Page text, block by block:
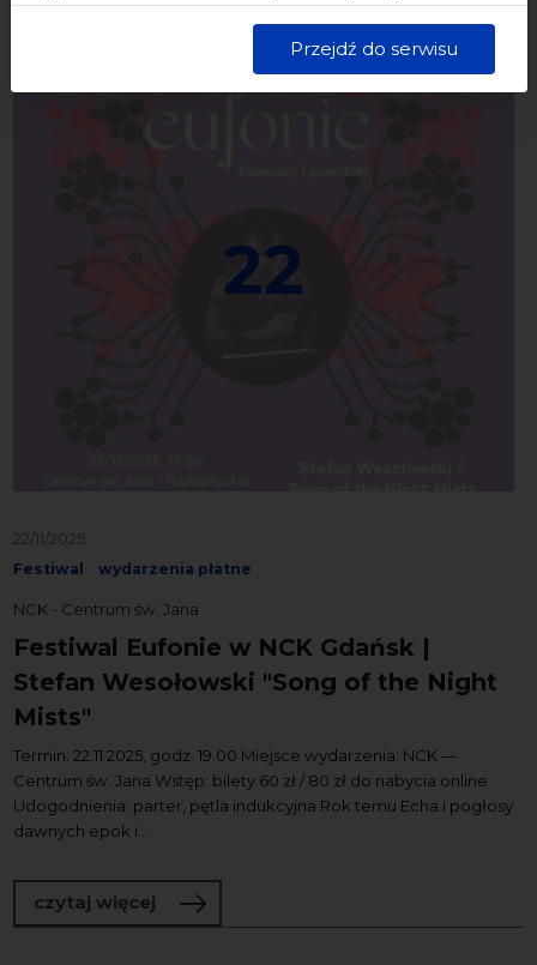
dane są przetwarzane w sposób bezpieczny, z należytą
starannością i zgodnie z obowiązującymi przepisami.
Przejdź do serwisu
22
22/11/2025
Festiwal wydarzenia płatne
NCK - Centrum św. Jana
Festiwal Eufonie w NCK Gdańsk |
Stefan Wesołowski "Song of the Night
Mists"
Termin: 22.11.2025, godz. 19.00 Miejsce wydarzenia: NCK —
Centrum św. Jana Wstęp: bilety 60 zł / 80 zł do nabycia online
Udogodnienia: parter, pętla indukcyjna Rok temu Echa i pogłosy
dawnych epok i...
czytaj więcej o Festiwal Eufonie w NCK Gdańsk |